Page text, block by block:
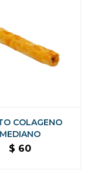
COLAGENO
MEDIANO
$ 60